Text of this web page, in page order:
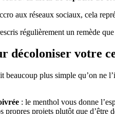
aux réseaux sociaux, cela
régulièrement un remède
décoloniser votre
beaucoup plus simple qu’on ne
: le menthol vous donne
propres projets plutôt que d’être